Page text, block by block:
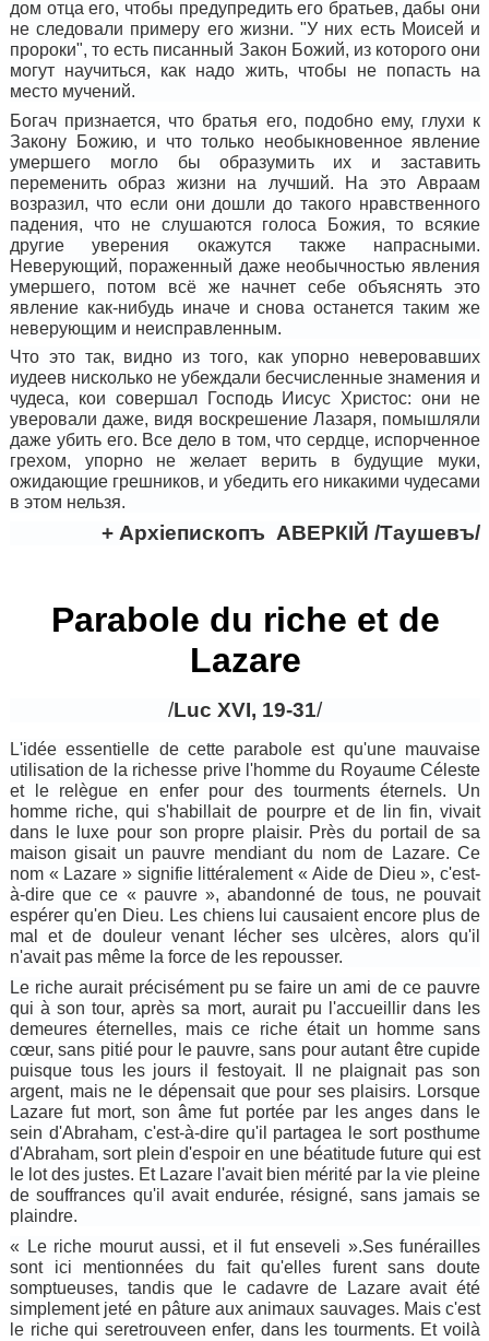
дом отца его, чтобы предупредить его братьев, дабы они
не следовали примеру его жизни. "У них есть Моисей и
пророки", то есть писанный Закон Божий, из которого они
могут научиться, как надо жить, чтобы не попасть на
место мучений.
Богач признается, что братья его, подобно ему, глухи к
Закону Божию, и что только необыкновенное явление
умершего могло бы образумить их и заставить
переменить образ жизни на лучший. На это Авраам
возразил, что если они дошли до такого нравственного
падения, что не слушаются голоса Божия, то всякие
другие уверения окажутся также напрасными.
Неверующий, пораженный даже необычностью явления
умершего, потом всё же начнет себе объяснять это
явление как-нибудь иначе и снова останется таким же
неверующим и неисправленным.
Что это так, видно из того, как упорно неверовавших
иудеев нисколько не убеждали бесчисленные знамения и
чудеса, кои совершал Господь Иисус Христос: они не
уверовали даже, видя воскрешение Лазаря, помышляли
даже убить его. Все дело в том, что сердце, испорченное
грехом, упорно не желает верить в будущие муки,
ожидающие грешников, и убедить его никакими чудесами
в этом нельзя.
+ Архiепископъ АВЕРКIЙ /Таушевъ/
Parabole du riche et de
Lazare
/Luc XVI, 19-31/
L'idée essentielle de cette parabole est qu'une mauvaise
utilisation de la richesse prive l'homme du Royaume Céleste
et le relègue en enfer pour des tourments éternels. Un
homme riche, qui s'habillait de pourpre et de lin fin, vivait
dans le luxe pour son propre plaisir. Près du portail de sa
maison gisait un pauvre mendiant du nom de Lazare. Ce
nom « Lazare » signifie littéralement «Aide de Dieu », c'est-
à-dire que ce « pauvre », abandonné de tous, ne pouvait
espérer qu'en Dieu. Les chiens lui causaient encore plus de
mal et de douleur venant lécher ses ulcères, alors qu'il
n'avait pas même la force de les repousser.
Le riche aurait précisément pu se faire un ami de ce pauvre
qui à son tour, après sa mort, aurait pu l'accueillir dans les
demeures éternelles, mais ce riche était un homme sans
cœur, sans pitié pour le pauvre, sans pour autant être cupide
puisque tous les jours il festoyait. Il ne plaignait pas son
argent, mais ne le dépensait que pour ses plaisirs. Lorsque
Lazare fut mort, son âme fut portée par les anges dans le
sein d'Abraham, c'est-à-dire qu'il partagea le sort posthume
d'Abraham, sort plein d'espoir en une béatitude future qui est
le lot des justes. Et Lazare l'avait bien mérité par la vie pleine
de souffrances qu'il avait endurée, résigné, sans jamais se
plaindre.
« Le riche mourut aussi, et il fut enseveli ».Ses funérailles
sont ici mentionnées du fait qu'elles furent sans doute
somptueuses, tandis que le cadavre de Lazare avait été
simplement jeté en pâture aux animaux sauvages. Mais c'est
le riche qui seretrouveen enfer, dans les tourments. Et voilà